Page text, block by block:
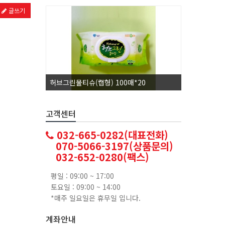
글쓰기
허브그린물티슈(캡형) 100매*20
고객센터
032-665-0282(대표전화)
070-5066-3197(상품문의)
032-652-0280(팩스)
평일 : 09:00 ~ 17:00
토요일 : 09:00 ~ 14:00
*매주 일요일은 휴무일 입니다.
계좌안내